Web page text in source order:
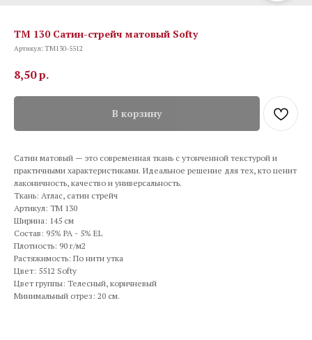
TM 130 Сатин-стрейч матовый Softy
Артикул:TM130-5512
8,50р.
В корзину
Сатин матовый — это современная ткань с утонченной текстурой и
практичными характеристиками. Идеальное решение для тех, кто ценит
лаконичность, качество и универсальность.
Ткань: Атлас, сатин стрейч
Артикул: TM 130
Ширина: 145 см
Состав: 95% PA - 5% EL
Плотность: 90 г/м2
Растяжимость: По нити утка
Цвет: 5512 Softy
Цвет группы: Телесный, коричневый
Минимальный отрез: 20 см.